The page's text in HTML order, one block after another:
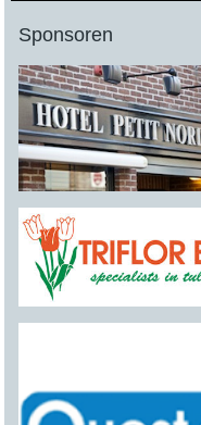
Sponsoren